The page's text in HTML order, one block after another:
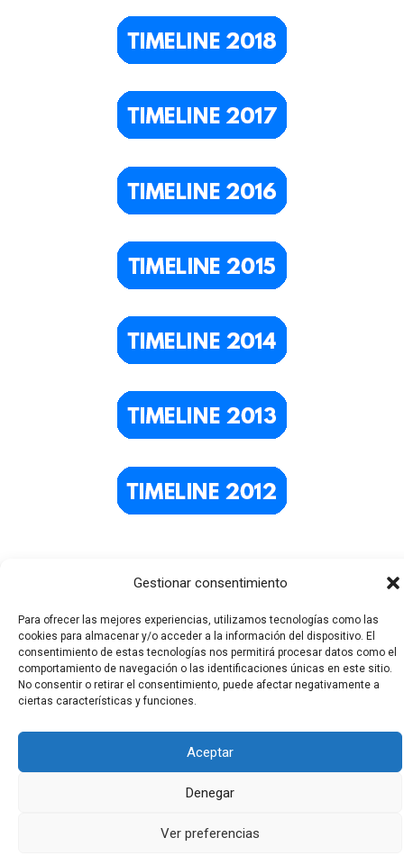
Gestionar consentimiento
Para ofrecer las mejores experiencias, utilizamos tecnologías como las
cookies para almacenar y/o acceder a la información del dispositivo. El
consentimiento de estas tecnologías nos permitirá procesar datos como el
comportamiento de navegación o las identificaciones únicas en este sitio.
No consentir o retirar el consentimiento, puede afectar negativamente a
ciertas características y funciones.
Aceptar
Denegar
Ver preferencias
Todos los derechos © 2026 El Funerario Digital | Funciona
gracias a Tema Astra para WordPress